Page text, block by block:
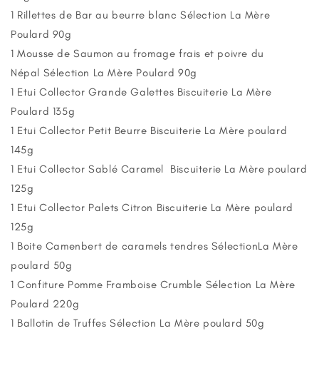
1 Rillettes de Bar au beurre blancSélection La Mère
Poulard 90g
1 Mousse de Saumon au fromage frais et poivre du
Népal Sélection La Mère Poulard 90g
1 Etui Collector Grande Galettes Biscuiterie La Mère
Poulard 135g
1 Etui Collector Petit Beurre Biscuiterie La Mère poulard
145g
1 Etui Collector Sablé Caramel Biscuiterie La Mère poulard
125g
1 Etui Collector Palets Citron Biscuiterie La Mère poulard
125g
1 Boite Camenbert de caramels tendres SélectionLa Mère
poulard 50g
1 Confiture Pomme Framboise Crumble Sélection La Mère
Poulard 220g
1 Ballotin de TruffesSélection La Mère poulard 50g